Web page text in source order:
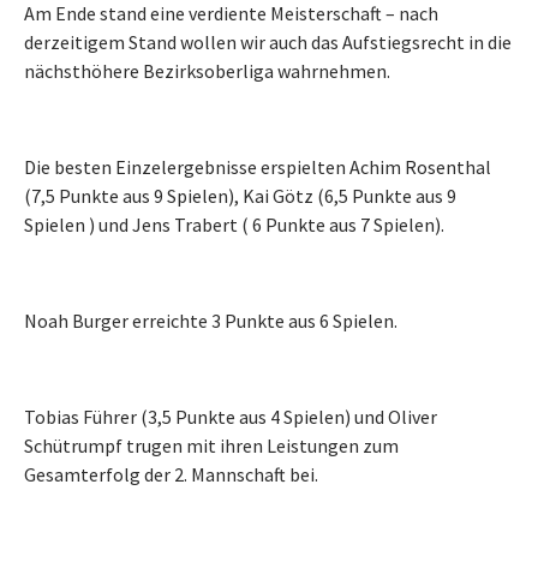
Am Ende stand eine verdiente Meisterschaft – nach
derzeitigem Stand wollen wir auch das Aufstiegsrecht in die
nächsthöhere Bezirksoberliga wahrnehmen.
Die besten Einzelergebnisse erspielten Achim Rosenthal
(7,5 Punkte aus 9 Spielen), Kai Götz (6,5 Punkte aus 9
Spielen ) und Jens Trabert ( 6 Punkte aus 7 Spielen).
Noah Burger erreichte 3 Punkte aus 6 Spielen.
Tobias Führer (3,5 Punkte aus 4 Spielen) und Oliver
Schütrumpf trugen mit ihren Leistungen zum
Gesamterfolg der 2. Mannschaft bei.